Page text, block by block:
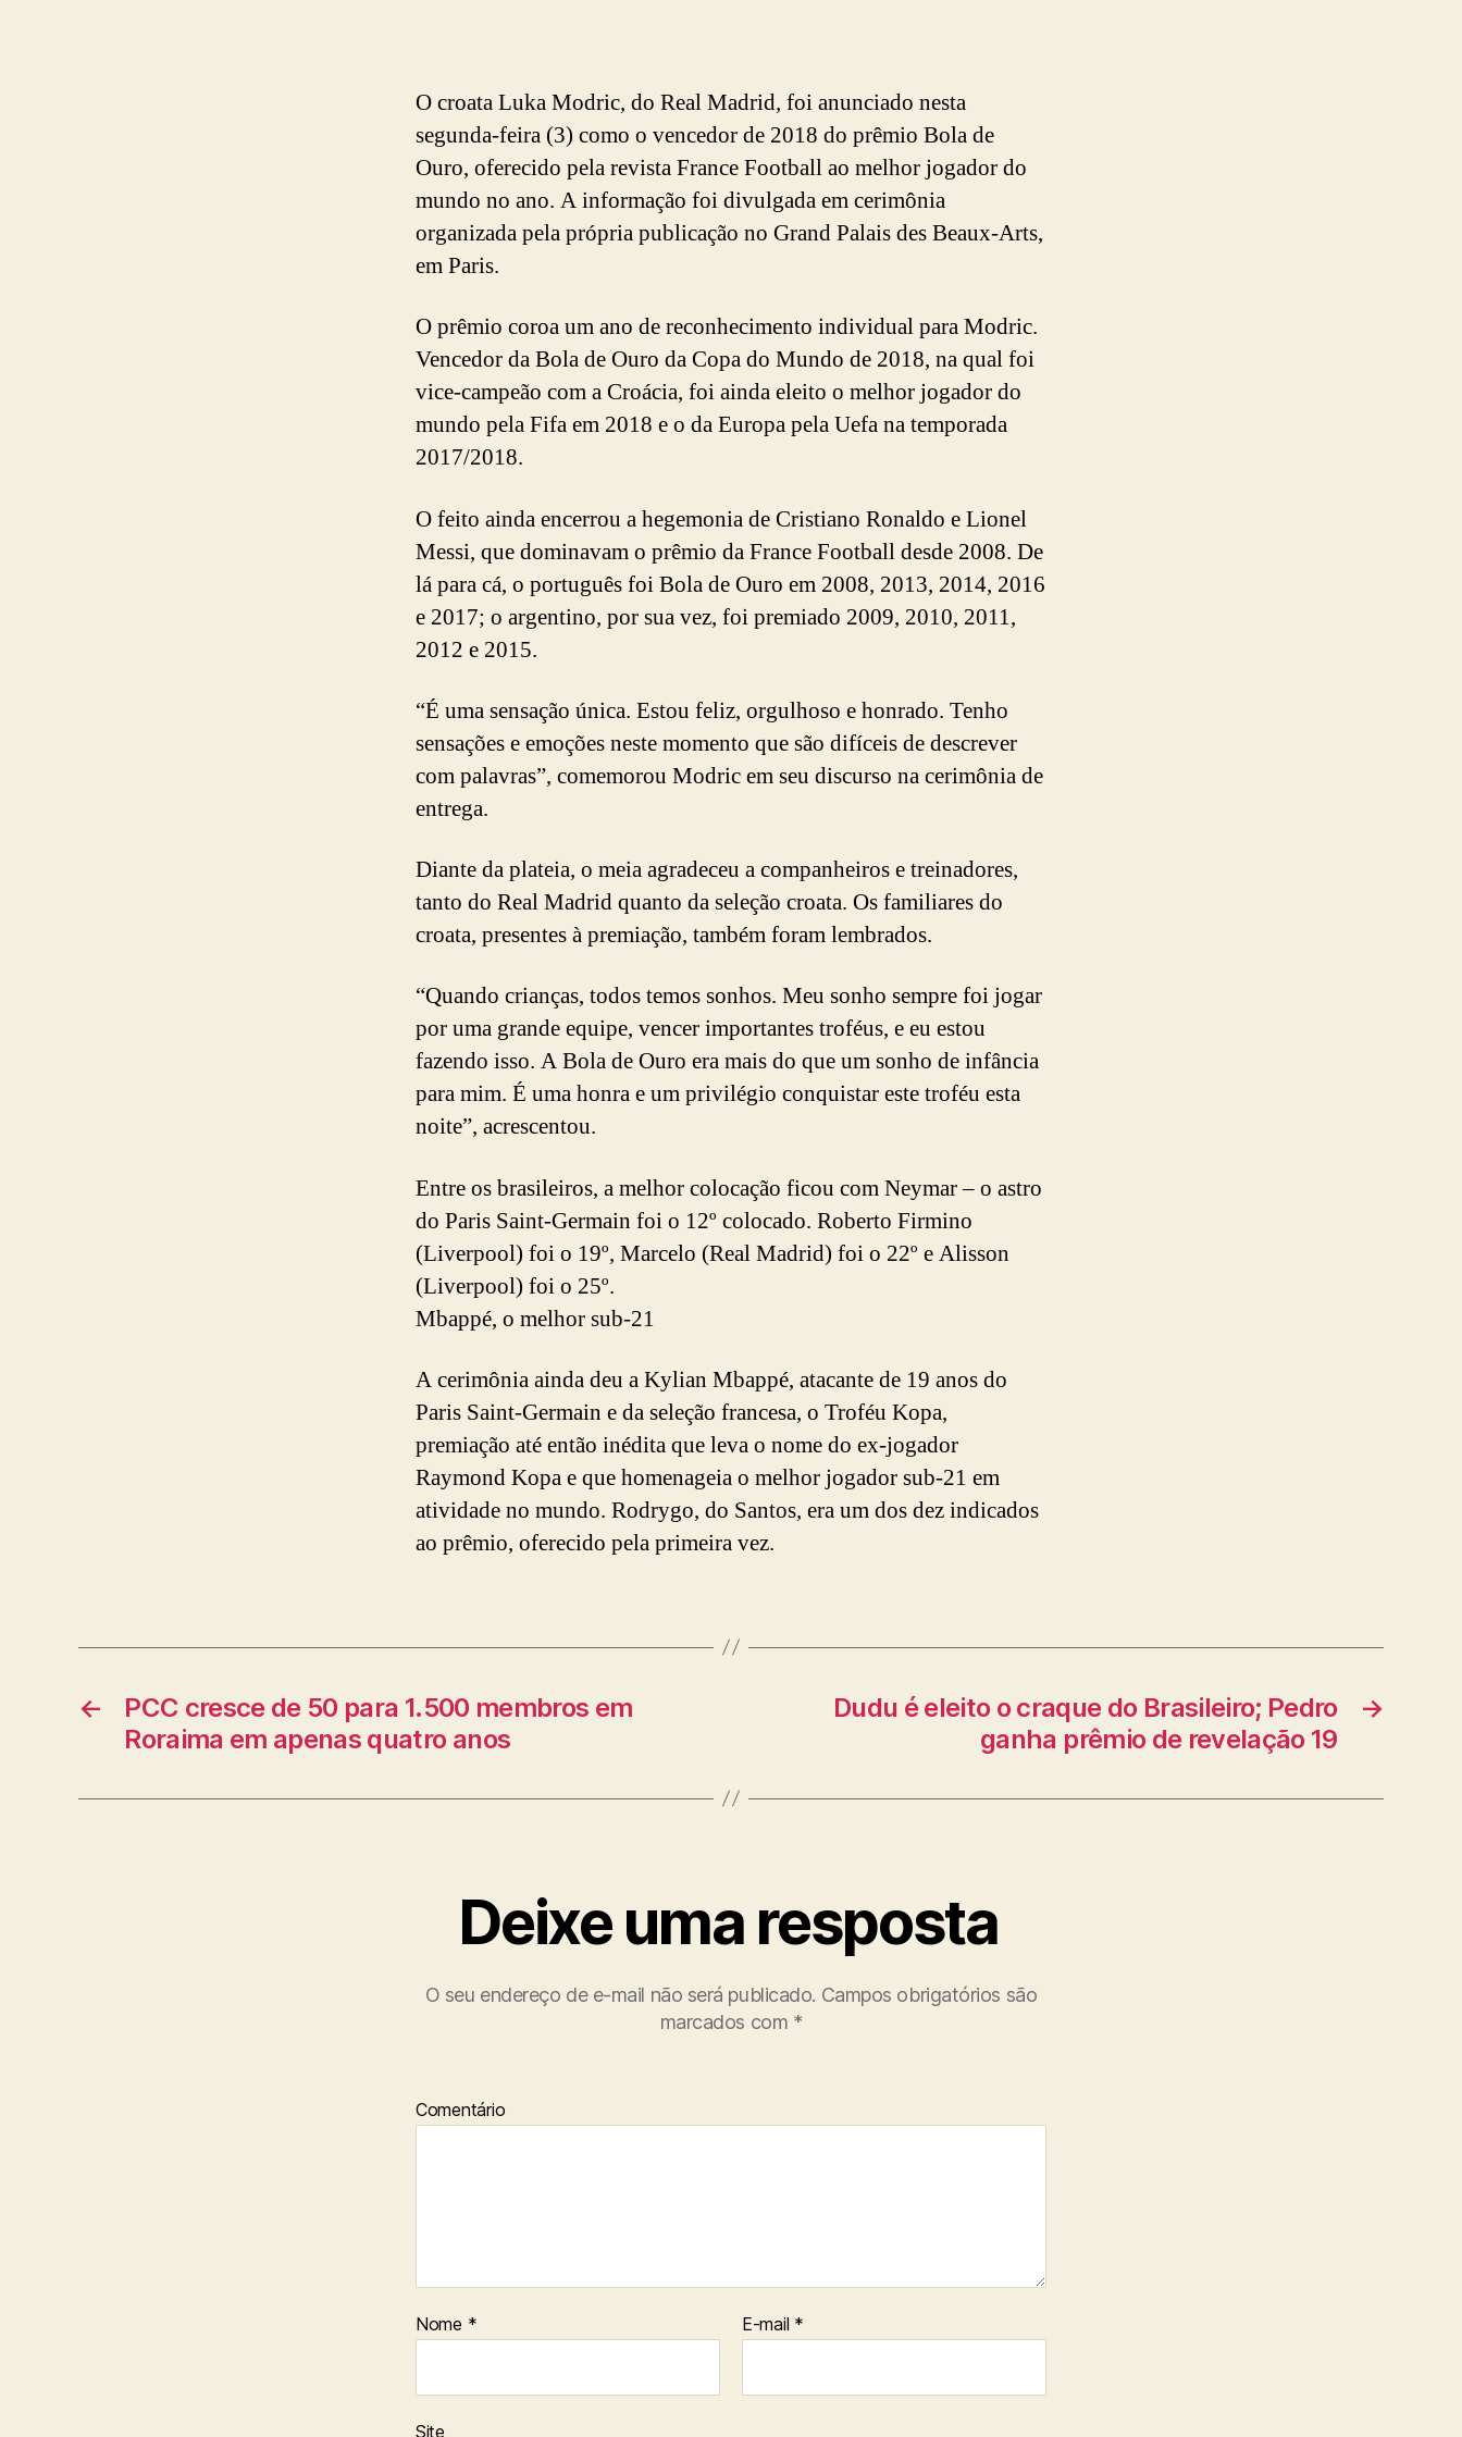
O croata Luka Modric, do Real Madrid, foi anunciado nesta
segunda-feira (3) como o vencedor de 2018 do prêmio Bola de
Ouro, oferecido pela revista France Football ao melhor jogador do
mundo no ano. A informação foi divulgada em cerimônia
organizada pela própria publicação no Grand Palais des Beaux-Arts,
em Paris.
O prêmio coroa um ano de reconhecimento individual para Modric.
Vencedor da Bola de Ouro da Copa do Mundo de 2018, na qual foi
vice-campeão com a Croácia, foi ainda eleito o melhor jogador do
mundo pela Fifa em 2018 e o da Europa pela Uefa na temporada
2017/2018.
O feito ainda encerrou a hegemonia de Cristiano Ronaldo e Lionel
Messi, que dominavam o prêmio da France Football desde 2008. De
lá para cá, o português foi Bola de Ouro em 2008, 2013, 2014, 2016
e 2017; o argentino, por sua vez, foi premiado 2009, 2010, 2011,
2012 e 2015.
“É uma sensação única. Estou feliz, orgulhoso e honrado. Tenho
sensações e emoções neste momento que são difíceis de descrever
com palavras”, comemorou Modric em seu discurso na cerimônia de
entrega.
Diante da plateia, o meia agradeceu a companheiros e treinadores,
tanto do Real Madrid quanto da seleção croata. Os familiares do
croata, presentes à premiação, também foram lembrados.
“Quando crianças, todos temos sonhos. Meu sonho sempre foi jogar
por uma grande equipe, vencer importantes troféus, e eu estou
fazendo isso. A Bola de Ouro era mais do que um sonho de infância
para mim. É uma honra e um privilégio conquistar este troféu esta
noite”, acrescentou.
Entre os brasileiros, a melhor colocação ficou com Neymar – o astro
do Paris Saint-Germain foi o 12º colocado. Roberto Firmino
(Liverpool) foi o 19º, Marcelo (Real Madrid) foi o 22º e Alisson
(Liverpool) foi o 25º.
Mbappé, o melhor sub-21
A cerimônia ainda deu a Kylian Mbappé, atacante de 19 anos do
Paris Saint-Germain e da seleção francesa, o Troféu Kopa,
premiação até então inédita que leva o nome do ex-jogador
Raymond Kopa e que homenageia o melhor jogador sub-21 em
atividade no mundo. Rodrygo, do Santos, era um dos dez indicados
ao prêmio, oferecido pela primeira vez.
←
PCC cresce de 50 para 1.500 membros em
Roraima em apenas quatro anos
→
Dudu é eleito o craque do Brasileiro; Pedro
ganha prêmio de revelação 19
Deixe uma resposta
O seu endereço de e-mail não será publicado. Campos obrigatórios são
marcados com *
Comentário
Nome * E-mail *
Site